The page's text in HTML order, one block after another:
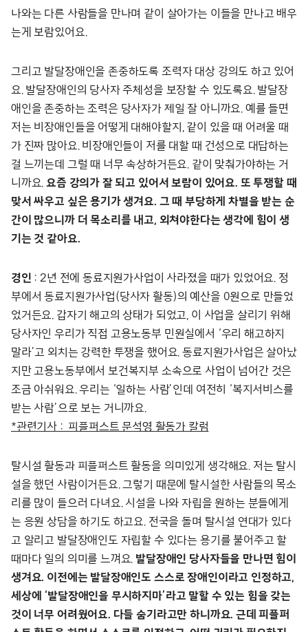
나와는 다른 사람들을 만나며 같이 살아가는 이들을 만나고 배우
는게 보람있어요.
그리고 발달장애인을 존중하도록 조력자 대상 강의도 하고 있어
요. 발달장애인의 당사자 주체성을 보장할 수 있도록요. 발달장
애인을 존중하는 조력은 당사자가 제일 잘 아니까요. 예를 들면
저는 비장애인들을 어떻게 대해야할지, 같이 있을 때 어려울 때
가 진짜 많아요. 비장애인들이 저를 대할 때 건성으로 대답하는
걸 느끼는데 그럴 때 너무 속상하거든요. 같이 맞춰가야하는 거
니까요. 요즘 강의가 잘 되고 있어서 보람이 있어요. 또 투쟁할 때
맞서 싸우고 싶은 용기가 생겨요. 그 때 부당하게 차별을 받는 순
간이 많으니까 더 목소리를 내고, 외쳐야한다는 생각에 힘이 생
기는 것 같아요.
경인 : 2년 전에 동료지원가사업이 사라졌을 때가 있었어요. 정
부에서 동료지원가사업(당사자 활동)의 예산을 0원으로 만들었
었거든요. 갑자기 해고의 상태가 되었고, 이 사업을 살리기 위해
당사자인 우리가 직접 고용노동부 민원실에서 ‘우리 해고하지
말라’고 외치는 강력한 투쟁을 했어요. 동료지원가사업은 살아났
지만 고용노동부에서 보건복지부 소속으로 사업이 넘어간 것은
조금 아쉬워요. 우리는 ‘일하는 사람’인데 여전히 ‘복지서비스를
받는 사람’으로 보는 거니까요.
*관련기사 : 피플퍼스트 문석영 활동가 칼럼
탈시설 활동과 피플퍼스트 활동을 의미있게 생각해요. 저는 탈시
설을 했던 사람이거든요. 그렇기 때문에 탈시설한 사람들의 목소
리를 많이 들으러 다녀요. 시설을 나와 자립을 원하는 분들에게
는 응원 상담을 하기도 하고요. 전국을 돌며 탈시설 연대가 있다
고 알리고 발달장애인도 자립할 수 있다는 용기를 불어주고 할
때마다 일의 의미를 느껴요. 발달장애인 당사자들을 만나면 힘이
생겨요. 이전에는 발달장애인도 스스로 장애인이라고 인정하고,
세상에 ‘발달장애인을 무시하지마’라고 말할 수 있는 힘을 갖는
것이 너무 어려웠어요. 다들 숨기라고만 하니까요. 근데 피플퍼